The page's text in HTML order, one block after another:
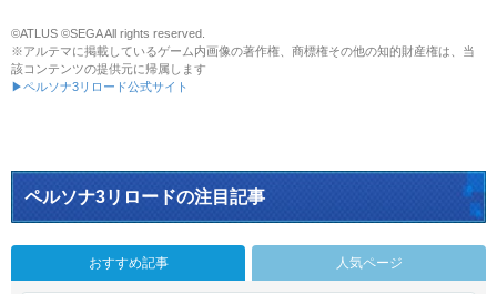
©ATLUS ©SEGA All rights reserved.
※アルテマに掲載しているゲーム内画像の著作権、商標権その他の知的財産権は、当
該コンテンツの提供元に帰属します
▶ペルソナ3リロード公式サイト
ペルソナ3リロードの注目記事
おすすめ記事 人気ページ